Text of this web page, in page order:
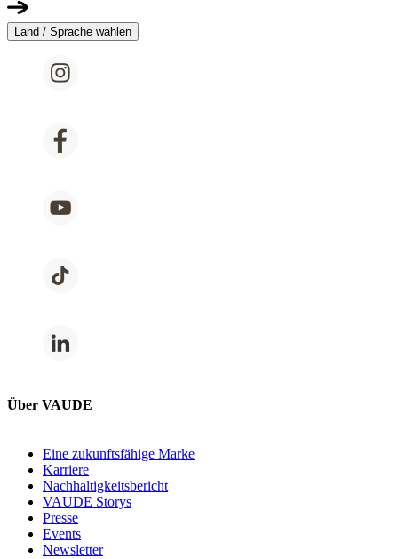
Land / Sprache wählen
Über VAUDE
Eine zukunftsfähige Marke
Karriere
Nachhaltigkeitsbericht
VAUDE Storys
Presse
Events
Newsletter